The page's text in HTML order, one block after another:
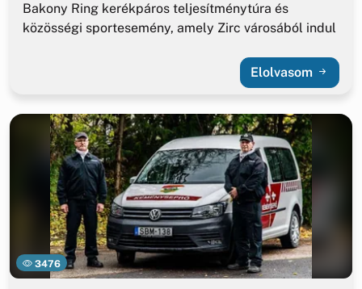
Bakony Ring kerékpáros teljesítménytúra és
közösségi sportesemény, amely Zirc városából indul
Elolvasom
3476